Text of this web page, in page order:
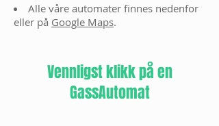
Alle våre automater finnes nedenfor
eller på Google Maps.
Vennligst klikk på en
GassAutomat